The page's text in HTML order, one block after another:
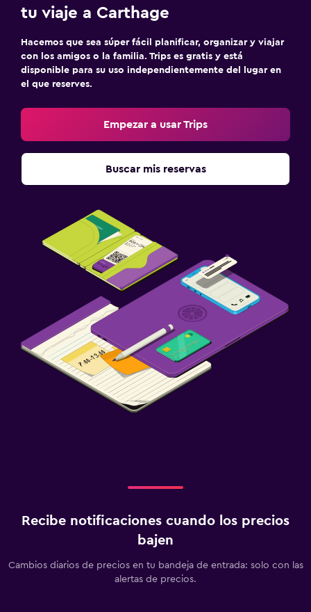
tu viaje a Carthage
Hacemos que sea súper fácil planificar, organizar y viajar
con los amigos o la familia. Trips es gratis y está
disponible para su uso independientemente del lugar en
el que reserves.
Empezar a usar Trips
Buscar mis reservas
Recibe notificaciones cuando los precios
bajen
Cambios diarios de precios en tu bandeja de entrada: solo con las
alertas de precios.